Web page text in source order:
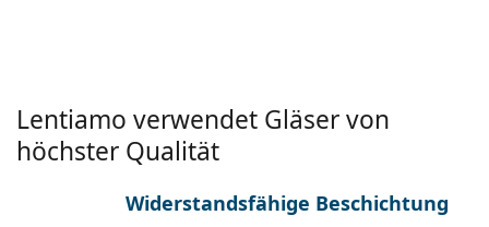
Lentiamo verwendet Gläser von
höchster Qualität
Widerstandsfähige Beschichtung